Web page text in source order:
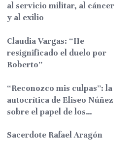
al servicio militar, al cáncer
y al exilio
Claudia Vargas: “He
resignificado el duelo por
Roberto”
“Reconozco mis culpas”: la
autocrítica de Eliseo Núñez
sobre el papel de los
Sacerdote Rafael Aragón